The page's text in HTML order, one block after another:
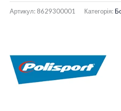
Артикул: 8629300001 Категорія: